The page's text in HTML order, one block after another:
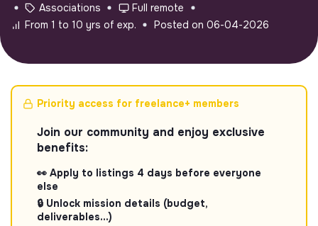
Associations
Full remote
From 1 to 10 yrs of exp.
Posted on 06-04-2026
Priority access for freelance+ members
Join our community and enjoy exclusive
benefits:
👀 Apply to listings 4 days before everyone
else
🔒 Unlock mission details (budget,
deliverables...)